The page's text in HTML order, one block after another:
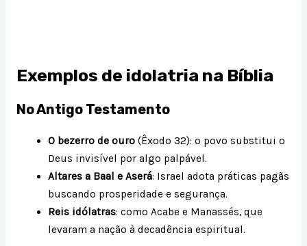
Exemplos de idolatria na Bíblia
No Antigo Testamento
O bezerro de ouro (Êxodo 32): o povo substitui o
Deus invisível por algo palpável.
Altares a Baal e Aserá: Israel adota práticas pagãs
buscando prosperidade e segurança.
Reis idólatras: como Acabe e Manassés, que
levaram a nação à decadência espiritual.